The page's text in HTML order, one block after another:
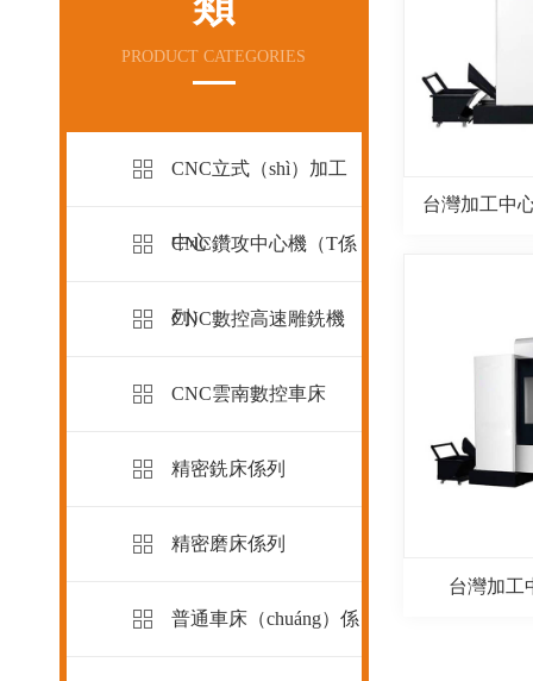
PRODUCT CATEGORIES
CNC立式（shì）加工
中心
CNC鑽攻中心機（T係
列）
CNC數控高速雕銑機
CNC雲南數控車床
精密銑床係列
精密磨床係列
普通車床（chuáng）係
台灣加工中
台灣加工